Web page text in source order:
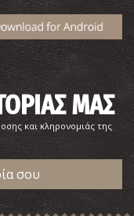
ΜΑΣ
και κληρονομιάς της
σου